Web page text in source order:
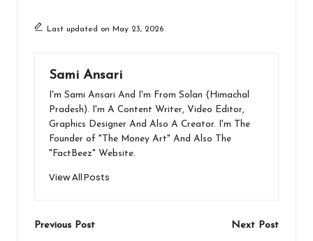
Last updated on May 23, 2026
Sami Ansari
I'm Sami Ansari And I'm From Solan (Himachal
Pradesh). I'm A Content Writer, Video Editor,
Graphics Designer And Also A Creator. I'm The
Founder of "The Money Art" And Also The
"FactBeez" Website.
View All Posts
Post
Previous Post Next Post